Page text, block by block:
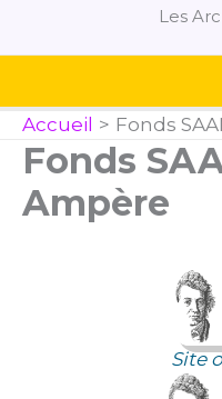
Les
Accueil Fonds
Fonds
Ampère
Site